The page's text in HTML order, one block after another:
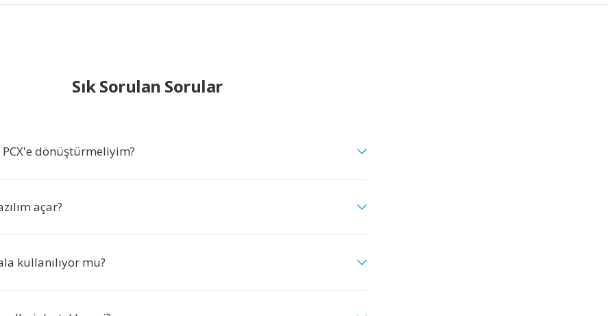
Sık Sorulan Sorular
PCX'e dönüştürmeliyim?
açar?
kullanılıyor mu?